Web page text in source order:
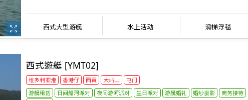
西式大型游艇 水上活动 滑梯浮毯
西式遊艇 [YMT02]
维多利亚港 香港仔 西貢 大屿山
屯门
游艇租赁
日间船河派对 夜间游河派对 生日派对 游艇婚礼 婚纱摄影
商务接待